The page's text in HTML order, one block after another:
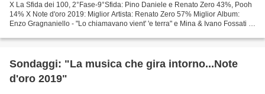
X La Sfida dei 100, 2°Fase-9°Sfida: Pino Daniele e Renato Zero 43%, Pooh
14% X Note d'oro 2019: Miglior Artista: Renato Zero 57% Miglior Album:
Enzo Gragnaniello - "Lo chiamavano vient' 'e terra" e Mina & Ivano Fossati -
Sondaggi: "La musica che gira intorno...Note
d'oro 2019"